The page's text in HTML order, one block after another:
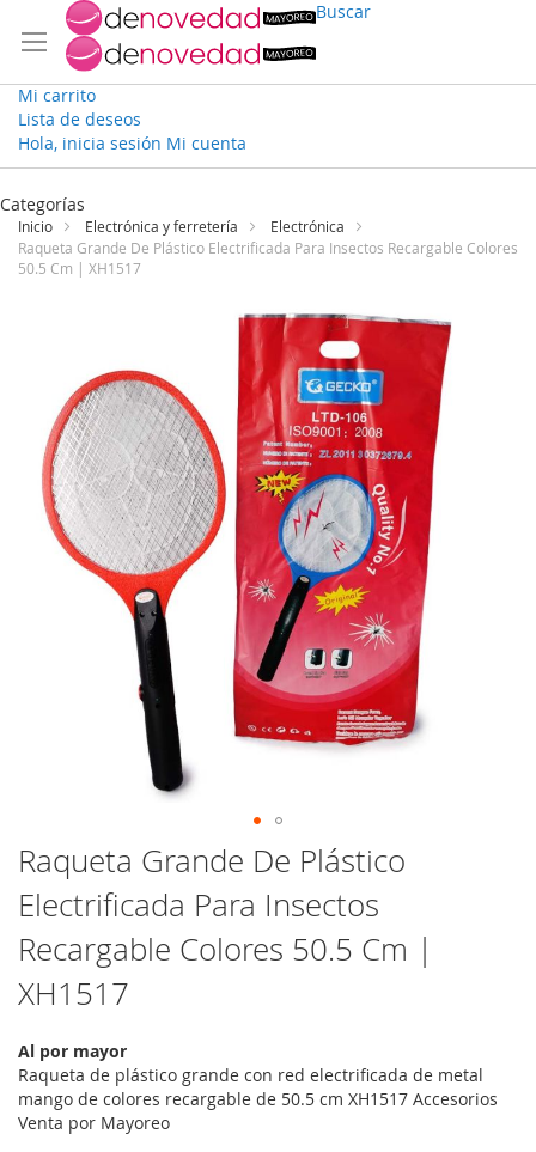
Buscar
Mi carrito
Lista de deseos
Hola, inicia sesión Mi cuenta
Ir
contenido
Categorías
Inicio Electrónica y ferretería
Electrónica
Raqueta Grande De Plástico Electrificada Para Insectos Recargable Colores
50.5 Cm | XH1517
galería
imágenes
Saltar
al
comienzo
de
la
de
Raqueta Grande De Plástico
Electrificada Para Insectos
Recargable Colores 50.5 Cm |
XH1517
Al por mayor
Raqueta de plástico grande con red electrificada de metal
mango de colores recargable de 50.5 cm XH1517 Accesorios
Venta por Mayoreo